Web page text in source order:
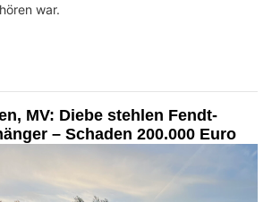
war.
MV: Diebe stehlen Fendt-
– Schaden 200.000 Euro